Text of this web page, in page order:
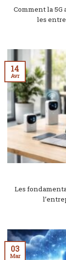
Comment la
les
Les
14
Avr
03
Mar